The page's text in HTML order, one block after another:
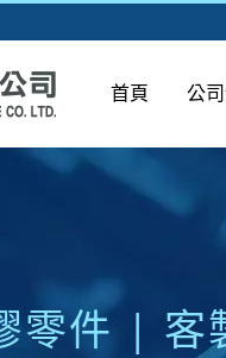
首頁 公
零件 | 客